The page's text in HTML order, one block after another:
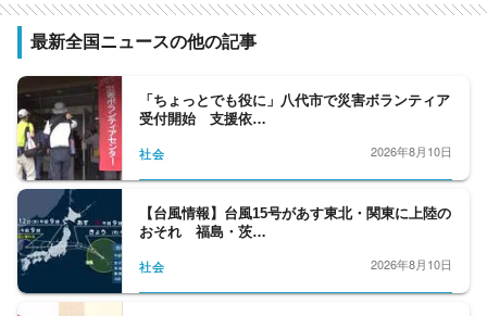
事件、事故、裁判から、医療、年金、運輸･
交通･国土、教育、科学、宇宙、災害・防災
担当。社会問題、調査報道については、分野
最新全国ニュースの他の記事
「ちょっとでも役に」八代市で災害ボランティア
受付開始 支援依…
社会 2026年8月10日
【台風情報】台風15号があす東北・関東に上陸の
おそれ 福島・茨…
社会 2026年8月10日